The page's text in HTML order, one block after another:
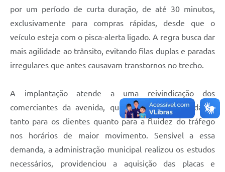
por um período de curta duração, de até 30 minutos,
exclusivamente para compras rápidas, desde que o
veículo esteja com o pisca-alerta ligado. A regra busca dar
mais agilidade ao trânsito, evitando filas duplas e paradas
irregulares que antes causavam transtornos no trecho.
A implantação atende a uma reivindicação dos
comerciantes da avenida, que apontavam dificuldades
tanto para os clientes quanto para a fluidez do tráfego
nos horários de maior movimento. Sensível a essa
demanda, a administração municipal realizou os estudos
necessários, providenciou a aquisição das placas e